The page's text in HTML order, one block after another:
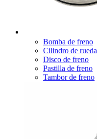
Bomba de freno
Cilindro de rueda
Disco de freno
Pastilla de freno
Tambor de freno